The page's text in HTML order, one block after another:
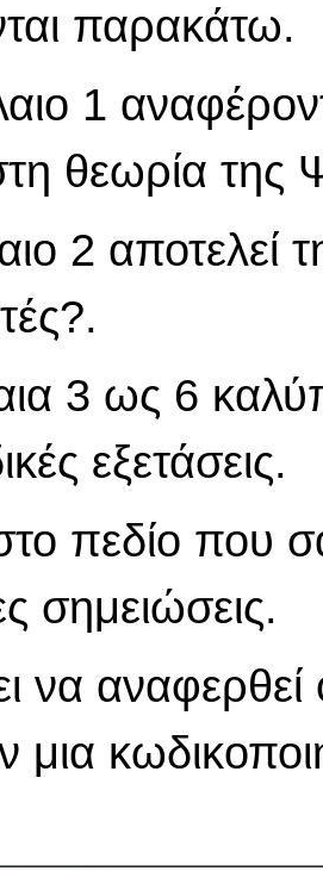
παρακάτω.
1
θεωρία της
2 αποτελεί
3 ως 6
εξετάσεις.
πεδίο που
σημειώσεις.
αναφερθεί
μια